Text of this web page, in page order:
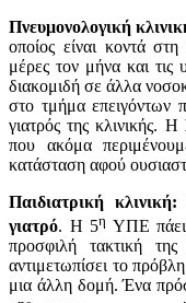
Πνευμονολογική
οποίος είναι κοντά
μέρες τον μήνα και τις
διακομιδή σε άλλα
στο τμήμα επειγόντων
γιατρός της κλινικής. Η
που ακόμα
κατάσταση αφού
Παιδιατρική
γιατρό. Η 5η ΥΠΕ πάει
προσφιλή τακτική
αντιμετωπίσει το
μια άλλη δομή. Ένα